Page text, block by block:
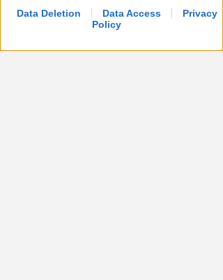
Data Deletion Data Access
Privacy
Policy